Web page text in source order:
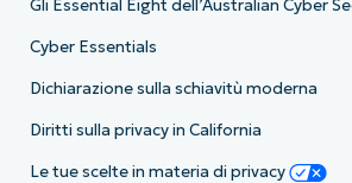
Gli Essential Eight dell’Australian Cyber
Cyber Essentials
Dichiarazione sulla schiavitù moderna
Diritti sulla privacy in California
Le tue scelte in materia di privacy